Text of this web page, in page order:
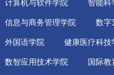
计算机与软件学院 智能科
信息与商务管理学院 数字
外国语学院 健康医疗科技
数智应用技术学院 国际教